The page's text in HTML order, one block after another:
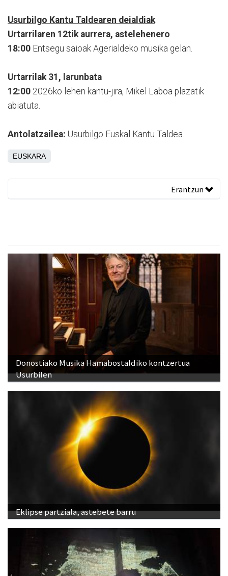
Usurbilgo Kantu Taldearen deialdiak
Urtarrilaren 12tik aurrera, astelehenero
18:00 Entsegu saioak Agerialdeko musika gelan.
Urtarrilak 31, larunbata
12:00 2026ko lehen kantu-jira, Mikel Laboa plazatik
abiatuta.
Antolatzailea: Usurbilgo Euskal Kantu Taldea.
EUSKARA
Erantzun
Donostiako Musika Hamabostaldiko kontzertua
Usurbilen
Eklipse partziala, astebete barru